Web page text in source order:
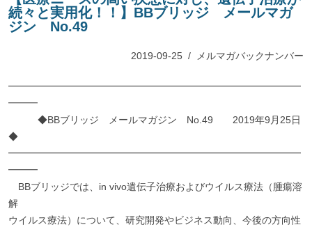
続々と実用化！！】BBブリッジ メールマガ
ジン No.49
2019-09-25 / メルマガバックナンバー
━━━━━━━━━━━━━━━━━━━━━━━━━━━━━━
━━━
◆BBブリッジ メールマガジン No.49 2019年9月25日
◆
━━━━━━━━━━━━━━━━━━━━━━━━━━━━━━
━━━
BBブリッジでは、in vivo遺伝子治療およびウイルス療法（腫瘍溶
解
ウイルス療法）について、研究開発やビジネス動向、今後の方向性